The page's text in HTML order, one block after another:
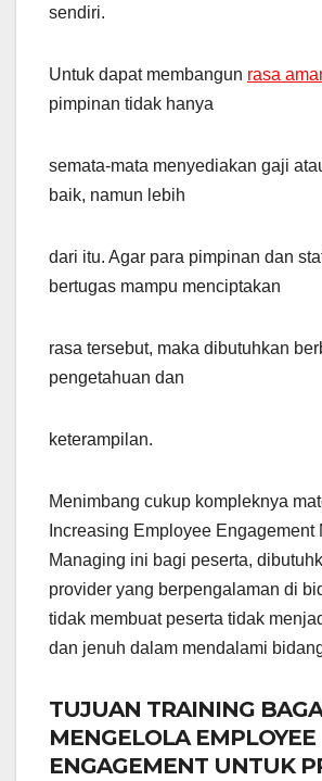
sendiri.
Untuk dapat membangun rasa
pimpinan tidak hanya
semata-mata menyediakan gaji
baik, namun lebih
dari itu. Agar para pimpinan dan
bertugas mampu menciptakan
rasa tersebut, maka dibutuhkan
pengetahuan dan
keterampilan.
Menimbang cukup kompleknya
Increasing Employee Engagement
Managing ini bagi peserta,
provider yang berpengalaman di
tidak membuat peserta tidak
dan jenuh dalam mendalami
TUJUAN TRAINING
MENGELOLA EMPLOYEE
ENGAGEMENT UNTUK